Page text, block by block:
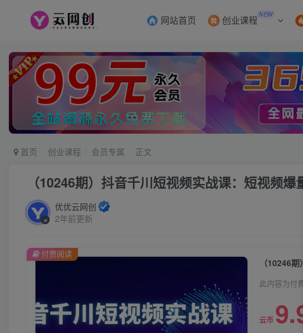
网站首页 创业课程 NEW
首页 创业课程 会员专属 正文
（10246期）抖音千川短视频实战课：短视频
优优云网创
2年前更新
此内容为付
云币
付费阅读